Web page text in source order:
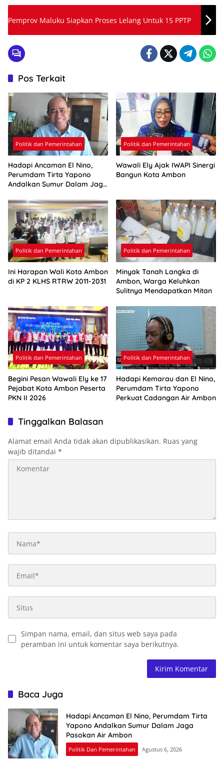
Pemprov Maluku Siapkan Proses Lelang Untuk 15 PPTP
Pos Terkait
Politik dan Pemerintahan
Hadapi Ancaman El Nino,
Perumdam Tirta Yapono
Andalkan Sumur Dalam Jaga
Politik dan Pemerintahan
Wawali Ely Ajak IWAPI Sinergi
Bangun Kota Ambon
Politik dan Pemerintahan
Ini Harapan Wali Kota Ambon
di KP 2 KLHS RTRW 2011-2031
Politik dan Pemerintahan
Minyak Tanah Langka di
Ambon, Warga Keluhkan
Sulitnya Mendapatkan Mitan
Politik dan Pemerintahan
Begini Pesan Wawali Ely ke 17
Pejabat Kota Ambon Peserta
PKN II 2026
Politik dan Pemerintahan
Hadapi Kemarau dan El Nino,
Perumdam Tirta Yapono
Perkuat Cadangan Air Ambon
Tinggalkan Balasan
Alamat email Anda tidak akan dipublikasikan. Ruas yang
wajib ditandai *
Simpan nama, email, dan situs web saya pada
peramban ini untuk komentar saya berikutnya.
Baca Juga
Hadapi Ancaman El Nino, Perumdam Tirta
Yapono Andalkan Sumur Dalam Jaga
Pasokan Air Ambon
Politik Dan Pemerintahan Agustus 6, 2026